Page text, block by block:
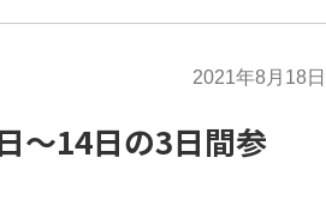
2021年8月18日
〜14日の3日間参